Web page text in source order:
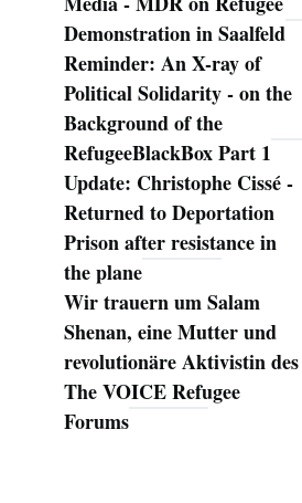
Demonstration in Saalfeld
Reminder: An X-ray of
Political Solidarity - on the
Background of the
RefugeeBlackBox Part 1
Update: Christophe Cissé -
Returned to Deportation
Prison after resistance in
the plane
Wir trauern um Salam
Shenan, eine Mutter und
revolutionäre Aktivistin des
The VOICE Refugee
Forums